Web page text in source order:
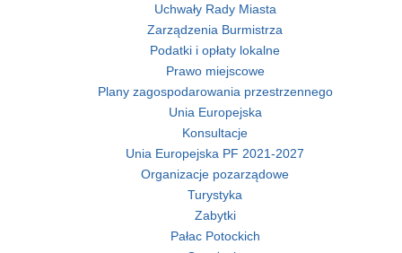
Uchwały Rady Miasta
Zarządzenia Burmistrza
Podatki i opłaty lokalne
Prawo miejscowe
Plany zagospodarowania przestrzennego
Unia Europejska
Konsultacje
Unia Europejska PF 2021-2027
Organizacje pozarządowe
Turystyka
Zabytki
Pałac Potockich